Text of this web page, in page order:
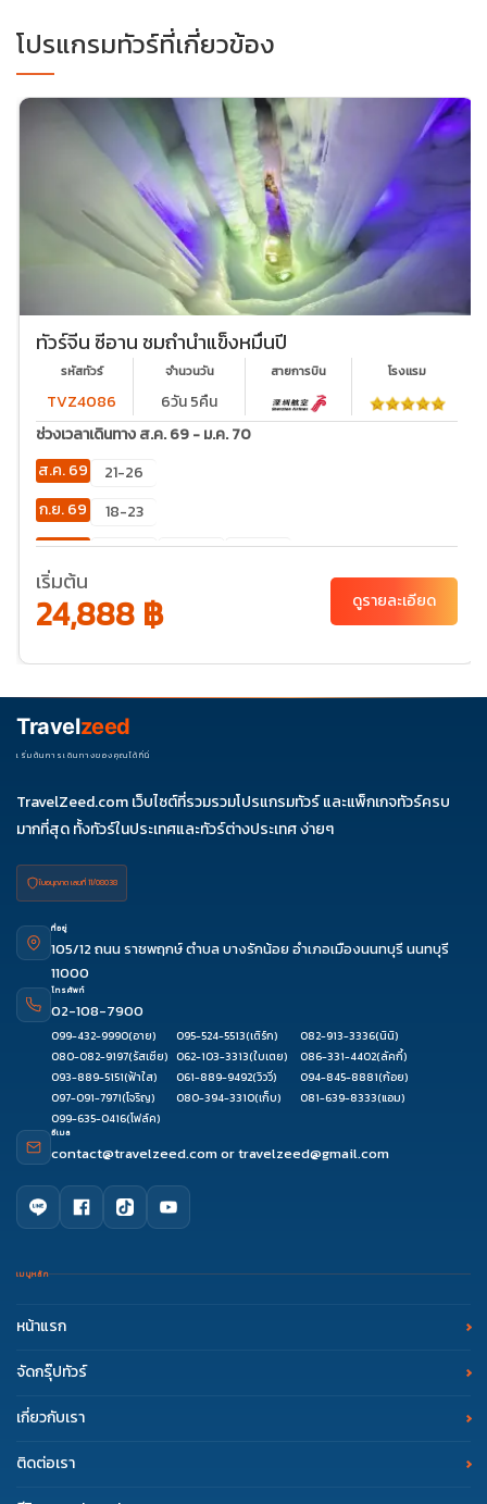
โปรแกรมทัวร์ที่เกี่ยวข้อง
ทัวร์จีน ซีอาน ชมถ้ำน้ำแข็งหมื่นปี
รหัสทัวร์
TVZ4086
จำนวนวัน
6วัน 5คืน
สายการบิน โรงเเรม
ช่วงเวลาเดินทาง ส.ค. 69 - ม.ค. 70
ส.ค. 69
21-26
ก.ย. 69
18-23
ต.ค. 69
02-
23-28
30-
พ.ย. 69
20-
ม.ค. 70
01-06
เริ่มต้น
24,888 ฿ ดูรายละเอียด
Travelzeed
เริ่มต้นการเดินทางของคุณได้ที่นี่
TravelZeed.com เว็บไซต์ที่รวมรวมโปรแกรมทัวร์ และแพ็กเกจทัวร์ครบ
มากที่สุด ทั้งทัวร์ในประเทศและทัวร์ต่างประเทศ ง่ายๆ
ใบอนุญาต เลขที่ 11/08038
ที่อยู่
105/12 ถนน ราชพฤกษ์ ตำบล บางรักน้อย อำเภอเมืองนนทบุรี นนทบุรี
11000
โทรศัพท์
02-108-7900
099-432-9990(อาย) 095-524-5513(เติร์ก) 082-913-3336(นินิ)
080-082-9197(รัสเซีย) 062-103-3313(ใบเตย) 086-331-4402(ลัคกี้)
093-889-5151(ฟ้าใส) 061-889-9492(วิววี่) 094-845-8881(ก้อย)
097-091-7971(โจริญ) 080-394-3310(เก็บ) 081-639-8333(แอม)
099-635-0416(โฟล์ค)
อีเมล
contact@travelzeed.comortravelzeed@gmail.com
เมนูหลัก
หน้าแรก
จัดกรุ๊ปทัวร์
เกี่ยวกับเรา
ติดต่อเรา